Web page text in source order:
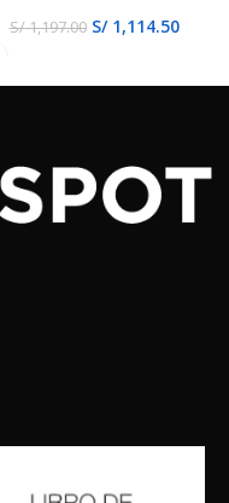
S/1,197.00 S/1,114.50